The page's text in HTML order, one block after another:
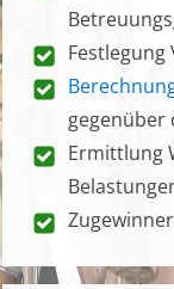
Ermittlung